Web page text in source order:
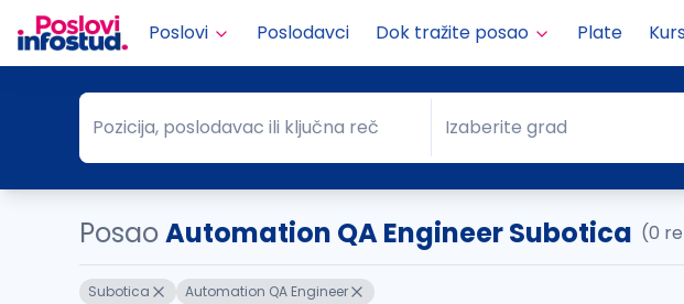
Poslovi Poslodavci Dok tražite posao Plate
Pozicija, poslodavac ili ključna reč
Pozicija, poslodavac ili ključna reč Grad
Izaberite grad
PosaoAutomation QA Engineer Subotica (0
Subotica Automation QA Engineer